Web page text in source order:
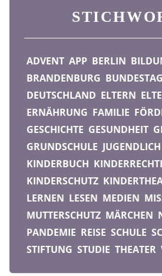
ADVENT APP BERLIN
BRANDENBURG BUNDESTAG
DEUTSCHLAND ELTERN
ERNÄHRUNG FAMILIE
GESCHICHTE GESUNDHEIT
GRUNDSCHULE JUGENDLICH
KINDERBUCH
KINDERSCHUTZ
LERNEN LESEN MEDIEN
MUTTERSCHUTZ MÄRCHEN
PANDEMIE REISE SCHULE
STIFTUNG STUDIE THEATER